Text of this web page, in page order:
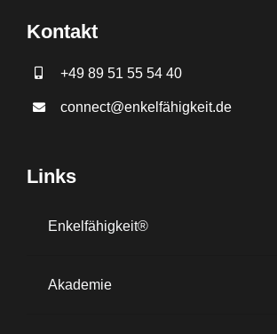
Kontakt
+49 89 51 55 54 40
connect@enkelfähigkeit.de
Links
Enkelfähigkeit®
Akademie